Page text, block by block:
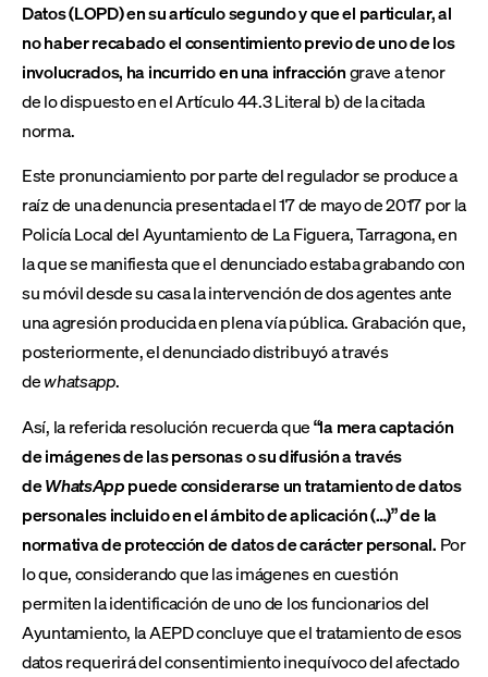
Datos (LOPD) en su artículo segundo y que el particular, al
no haber recabado el consentimiento previo de uno de los
involucrados, ha incurrido en una infraccióngrave a tenor
de lo dispuesto en el Artículo 44.3 Literal b) de la citada
norma.
Este pronunciamiento por parte del regulador se produce a
raíz de una denuncia presentada el 17 de mayo de 2017 por la
Policía Local del Ayuntamiento de La Figuera, Tarragona, en
la que se manifiesta que el denunciado estaba grabando con
su móvil desde su casa la intervención de dos agentes ante
una agresión producida en plena vía pública. Grabación que,
posteriormente, el denunciado distribuyó a través
dewhatsapp.
Así, la referida resolución recuerda que“la mera captación
de imágenes de las personas o su difusión a través
deWhatsApppuede considerarse un tratamiento de datos
personales incluido en el ámbito de aplicación (…)” de la
normativa de protección de datos de carácter personal. Por
lo que, considerando que las imágenes en cuestión
permiten la identificación de uno de los funcionarios del
Ayuntamiento, la AEPD concluye que el tratamiento de esos
datos requerirá del consentimiento inequívoco del afectado